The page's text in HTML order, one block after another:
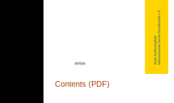
Contents (PDF)